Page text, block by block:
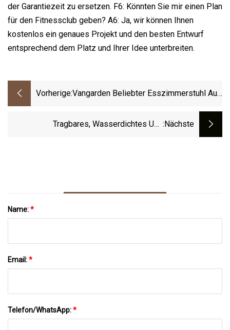
der Garantiezeit zu ersetzen. F6: Könnten Sie mir einen Plan
für den Fitnessclub geben? A6: Ja, wir können Ihnen
kostenlos ein genaues Projekt und den besten Entwurf
entsprechend dem Platz und Ihrer Idee unterbreiten.
Vorherige:Vangarden Beliebter Esszimmerstuhl Aus
Gartenmöbel
Tragbares, Wasserdichtes Und :nächste
Name:*
Email:*
Telefon/WhatsApp:*